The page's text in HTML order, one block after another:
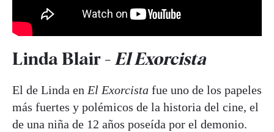
Linda Blair -El Exorcista
El de Linda en El Exorcista fue uno de los papeles
más fuertes y polémicos de la historia del cine, el
de una niña de 12 años poseída por el demonio.